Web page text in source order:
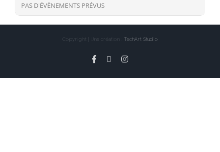
PAS D'ÉVÈNEMENTS PRÉVUS
Copyright | Une création : TechArt Studio
FacebookInstagram